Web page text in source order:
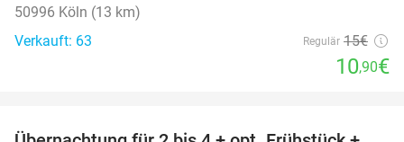
50996 Köln (13 km)
Verkauft: 63
Regulär 15€
10,90€